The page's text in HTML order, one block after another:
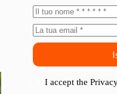
I accept the